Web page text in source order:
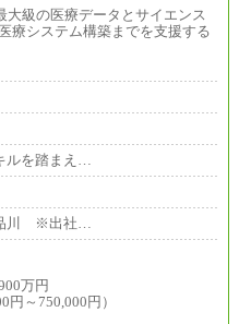
級の医療データとサイエンス
療システム構築までを支援する
ルを踏まえ…
川 ※出社…
万円
円～750,000円）